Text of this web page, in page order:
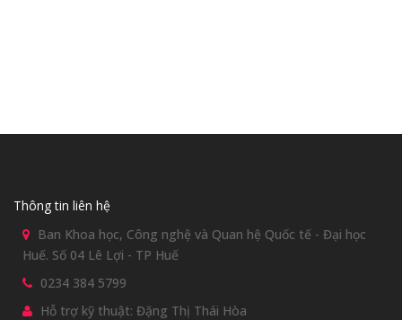
Thông tin liên hệ
Ban Khoa học, Công nghệ và Quan hệ Quốc tế - Đại học
Huế. Số 04 Lê Lợi - TP Huế
0234 384 5799
Hỗ trợ kỹ thuật: Đặng Thị Thái Hòa